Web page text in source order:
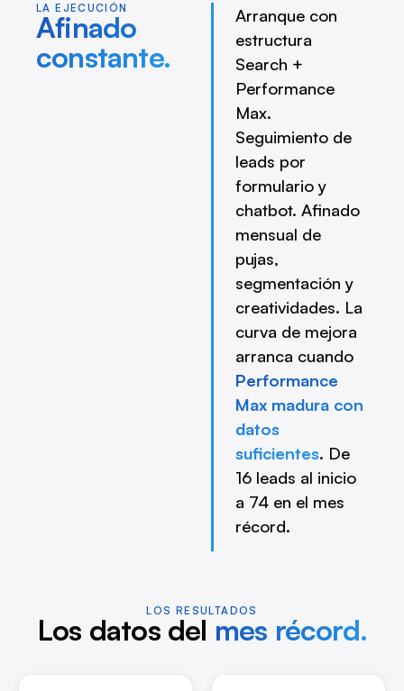
LA EJECUCIÓN
Afinado
constante.
Arranque con
estructura
Search +
Performance
Max.
Seguimiento de
leads por
formulario y
chatbot. Afinado
mensual de
pujas,
segmentación y
creatividades. La
curva de mejora
arranca cuando
Performance
Max madura con
datos
suficientes. De
16 leads al inicio
a 74 en el mes
récord.
LOS RESULTADOS
Los datos del mes récord.